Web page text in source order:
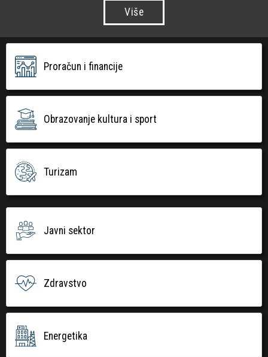
Više
Proračun i financije
Obrazovanje kultura i sport
Turizam
Javni sektor
Zdravstvo
Energetika